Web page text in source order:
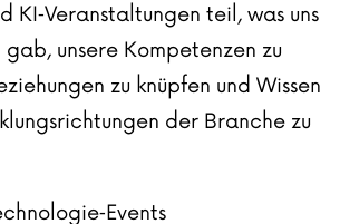
KI‑Veranstaltungen teil, was uns
unsere Kompetenzen zu
zu knüpfen und Wissen
der Branche zu